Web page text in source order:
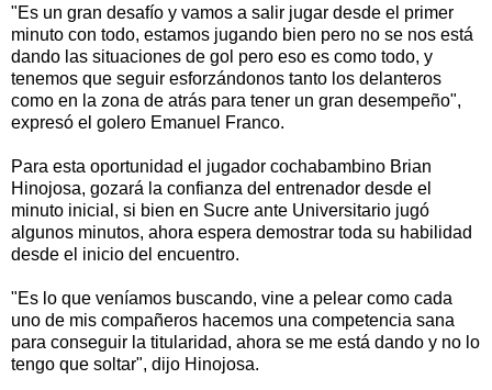
"Es un gran desafío y vamos a salir jugar desde el primer
minuto con todo, estamos jugando bien pero no se nos está
dando las situaciones de gol pero eso es como todo, y
tenemos que seguir esforzándonos tanto los delanteros
como en la zona de atrás para tener un gran desempeño",
expresó el golero Emanuel Franco.
Para esta oportunidad el jugador cochabambino Brian
Hinojosa, gozará la confianza del entrenador desde el
minuto inicial, si bien en Sucre ante Universitario jugó
algunos minutos, ahora espera demostrar toda su habilidad
desde el inicio del encuentro.
"Es lo que veníamos buscando, vine a pelear como cada
uno de mis compañeros hacemos una competencia sana
para conseguir la titularidad, ahora se me está dando y no lo
tengo que soltar", dijo Hinojosa.